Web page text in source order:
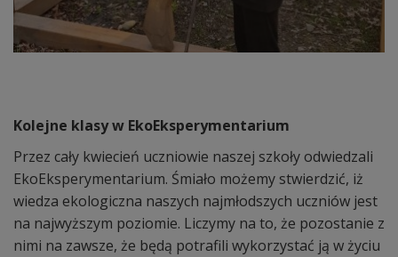
Kolejne klasy w EkoEksperymentarium
Przez cały kwiecień uczniowie naszej szkoły odwiedzali
EkoEksperymentarium. Śmiało możemy stwierdzić, iż
wiedza ekologiczna naszych najmłodszych uczniów jest
na najwyższym poziomie. Liczymy na to, że pozostanie z
nimi na zawsze, że będą potrafili wykorzystać ją w życiu